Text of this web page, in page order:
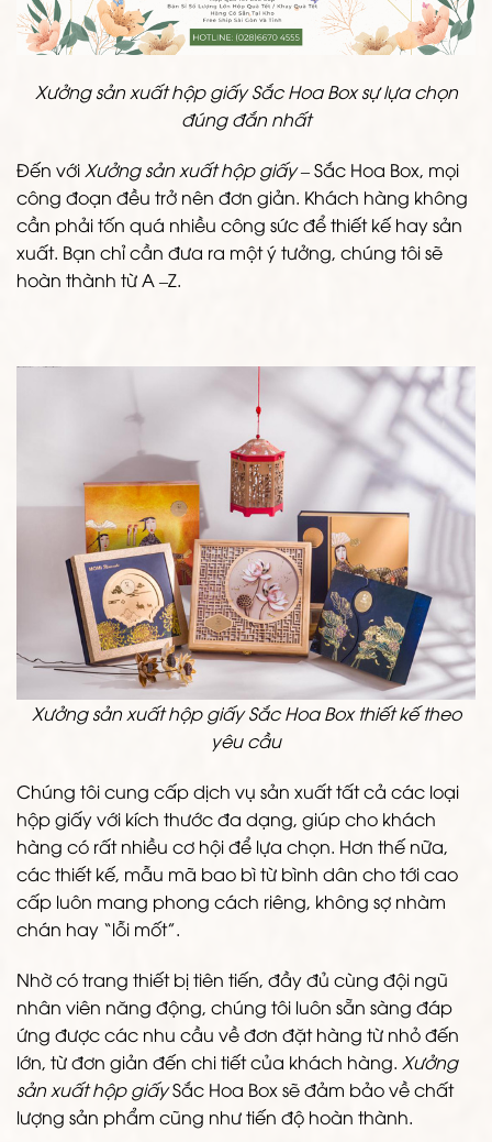
Xưởng sản xuất hộp giấy Sắc Hoa Box sự lựa chọn
đúng đắn nhất
Đến với Xưởng sản xuất hộp giấy– Sắc Hoa Box, mọi
công đoạn đều trở nên đơn giản. Khách hàng không
cần phải tốn quá nhiều công sức để thiết kế hay sản
xuất. Bạn chỉ cần đưa ra một ý tưởng, chúng tôi sẽ
hoàn thành từ A –Z.
Xưởng sản xuất hộp giấy Sắc Hoa Box thiết kế theo
yêu cầu
Chúng tôi cung cấp dịch vụ sản xuất tất cả các loại
hộp giấy với kích thước đa dạng, giúp cho khách
hàng có rất nhiều cơ hội để lựa chọn. Hơn thế nữa,
các thiết kế, mẫu mã bao bì từ bình dân cho tới cao
cấp luôn mang phong cách riêng, không sợ nhàm
chán hay “lỗi mốt”.
Nhờ có trang thiết bị tiên tiến, đầy đủ cùng đội ngũ
nhân viên năng động, chúng tôi luôn sẵn sàng đáp
ứng được các nhu cầu về đơn đặt hàng từ nhỏ đến
lớn, từ đơn giản đến chi tiết của khách hàng. Xưởng
sản xuất hộp giấySắc Hoa Box sẽ đảm bảo về chất
lượng sản phẩm cũng như tiến độ hoàn thành.